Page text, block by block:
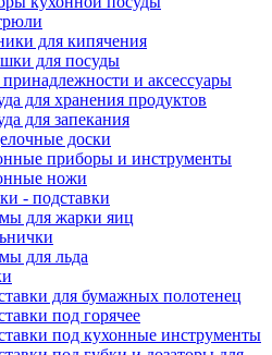
для кипячения
для посуды
и аксессуары
для хранения продуктов
для запекания
доски
приборы и инструменты
ножи
- подставки
для жарки яиц
для льда
для бумажных полотенец
под горячее
под кухонные инструменты